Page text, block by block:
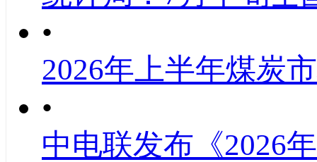
•
2026年上半年煤炭
•
中电联发布《2026